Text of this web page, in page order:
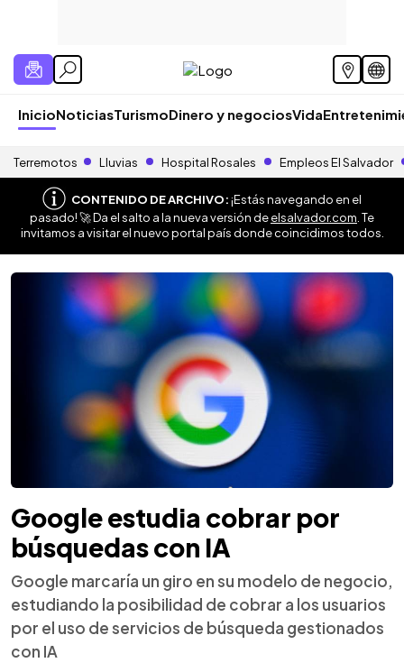
InicioNoticiasTurismoDinero y negociosVida
Terremotos Lluvias Hospital Rosales Empleos El Salvador
CONTENIDO DE ARCHIVO:¡Estás navegando en el
pasado! 🚀 Da el salto a la nueva versión deelsalvador.com . Te
invitamos a visitar el nuevo portal país donde coincidimos todos.
Google estudia cobrar por
búsquedas con IA
Google marcaría un giro en su modelo de negocio,
estudiando la posibilidad de cobrar a los usuarios
por el uso de servicios de búsqueda gestionados
con IA